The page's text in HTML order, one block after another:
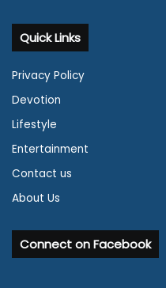
Quick Links
Privacy Policy
Devotion
Lifestyle
Entertainment
Contact us
About Us
Connect on Facebook